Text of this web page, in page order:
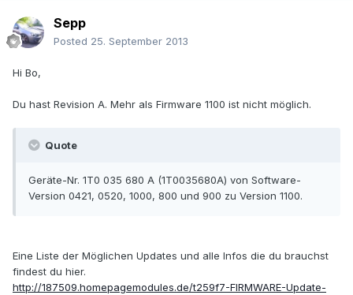
Sepp
Posted 25. September 2013
Hi Bo,
Du hast Revision A. Mehr als Firmware 1100 ist nicht möglich.
Quote
Geräte-Nr. 1T0 035 680 A (1T0035680A) von Software-
Version 0421, 0520, 1000, 800 und 900 zu Version 1100.
Eine Liste der Möglichen Updates und alle Infos die du brauchst
findest du hier.
http://187509.homepagemodules.de/t259f7-FIRMWARE-Update-